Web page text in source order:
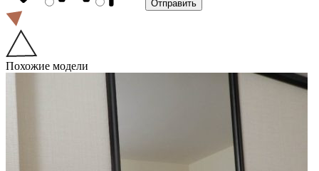
Похожие модели